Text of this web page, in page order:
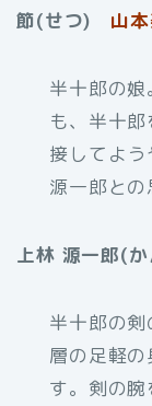
節(せつ) 山
半十郎の
も、半十
接してよう
源一郎との
上林 源一郎(
半十郎の
層の足軽
す。剣の